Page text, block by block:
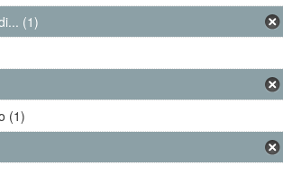
(1)
(1)